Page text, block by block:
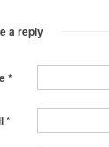
a reply
*
*